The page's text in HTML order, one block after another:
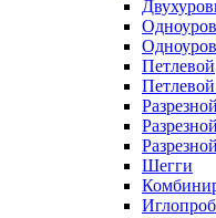
Петлевой
Разрезной
Шегги